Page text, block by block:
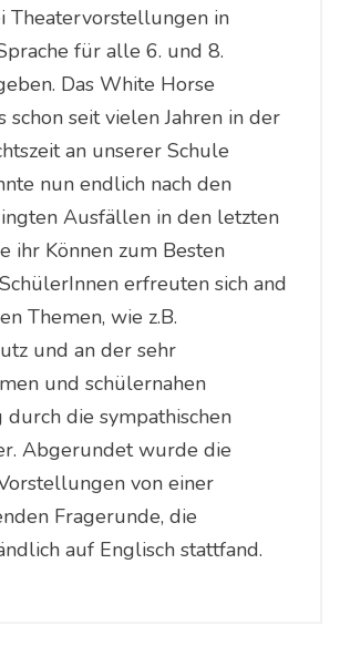
Theatervorstellungen in
für alle 6. und 8.
Das White Horse
schon seit vielen Jahren in der
an unserer Schule
nun endlich nach den
Ausfällen in den letzten
ihr Können zum Besten
erfreuten sich and
Themen, wie z.B.
und an der sehr
und schülernahen
die sympathischen
Abgerundet wurde die
von einer
Fragerunde, die
auf Englisch stattfand.